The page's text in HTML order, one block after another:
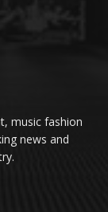
music fashion
news and